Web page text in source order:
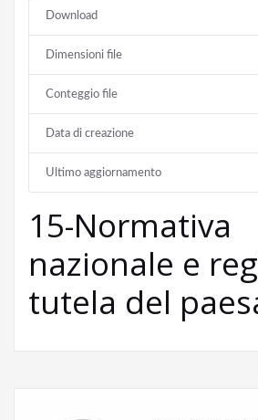
Download
Dimensioni file
Conteggio file
Data di creazione
Ultimo aggiornamento
15-Normativa
nazionale e
tutela del